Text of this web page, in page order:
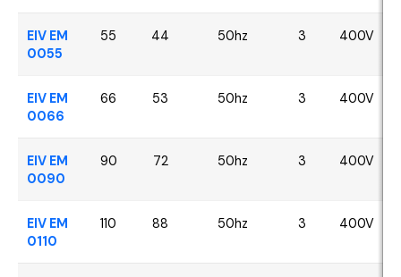
EIV EM
0055
55 44 50hz 3 400V
EIV EM
0066
66 53 50hz 3 400V
EIV EM
0090
90 72 50hz 3 400V
EIV EM
0110
110 88 50hz 3 400V